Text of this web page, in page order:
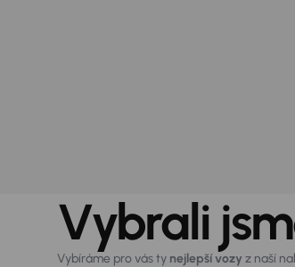
Vybrali
Vybíráme pro vás ty nejlepší vozy z naší